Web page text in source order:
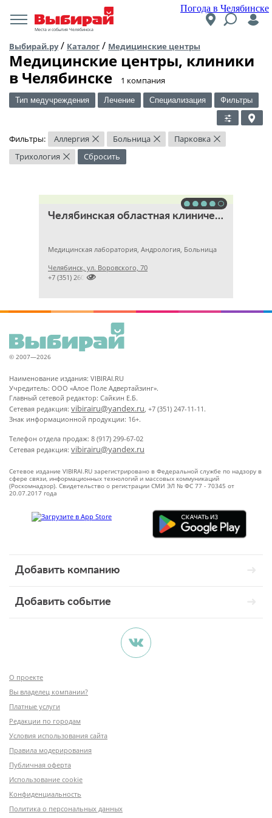
Погода в Челябинске
Места и события Челябинска
Выбирай.ру/ Каталог / Медицинские центры
Медицинские центры, клиники
в Челябинске
​1 компания
Тип медучреждения Лечение Специализация Фильтры
Фильтры: Аллергия × Больница × Парковка ×
Трихология × Сбросить
Челябинская областная клиническая больница
Медицинская лаборатория, Андрология, Больница
Челябинск, ул. Воровского, 70

+7 (351) 2609824
© 2007—2026
Наименование издания: VIBIRAI.RU
Учредитель: ООО «Алое Поле Адвертайзинг».
Главный сетевой редактор: Сайкин Е.Б.
Сетевая редакция: vibirairu@yandex.ru, +7 (351) 247-11-11.
Знак информационной продукции: 16+.
Телефон отдела продаж: 8 (917) 299-67-02
Сетевая редакция: vibirairu@yandex.ru
Сетевое издание VIBIRAI.RU зарегистрировано в Федеральной службе по надзору в
сфере связи, информационных технологий и массовых коммуникаций
(Роскомнадзор). Свидетельство о регистрации СМИ ЭЛ № ФС 77 - 70345 от
20.07.2017 года
Добавить компанию
Добавить событие
О проекте
Вы владелец компании?
Платные услуги
Редакции по городам
Условия использования сайта
Правила модерирования
Публичная оферта
Использование cookie
Конфиденциальность
Политика о персональных данных